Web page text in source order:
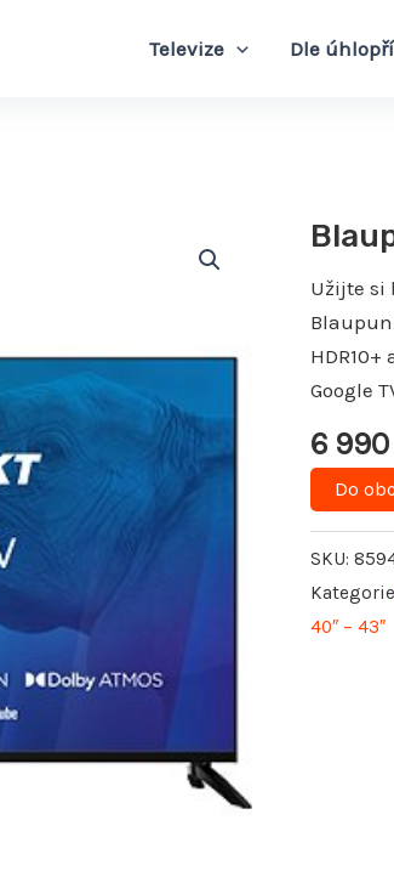
Televize Dle
Užijte si
Google
6 990
Do
SKU:
40″ – 43″